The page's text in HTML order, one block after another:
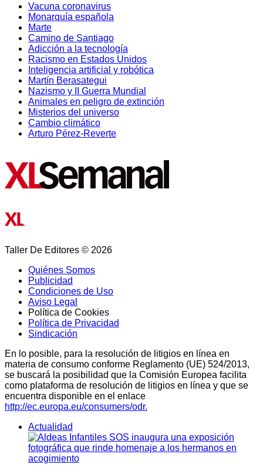
Vacuna coronavirus
Monarquía española
Marte
Camino de Santiago
Adicción a la tecnología
Racismo en Estados Unidos
Inteligencia artificial y robótica
Martín Berasategui
Nazismo y II Guerra Mundial
Animales en peligro de extinción
Misterios del universo
Cambio climático
Arturo Pérez-Reverte
Taller De Editores © 2026
Quiénes Somos
Publicidad
Condiciones de Uso
Aviso Legal
Política de Cookies
Política de Privacidad
Sindicación
En lo posible, para la resolución de litigios en línea en
materia de consumo conforme Reglamento (UE) 524/2013,
se buscará la posibilidad que la Comisión Europea facilita
como plataforma de resolución de litigios en línea y que se
encuentra disponible en el enlace
http://ec.europa.eu/consumers/odr.
Actualidad